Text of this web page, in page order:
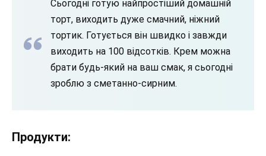
Сьогодні готую найпростіший домашній
торт, виходить дуже смачний, ніжний
тортик. Готується він швидко і завжди
виходить на 100 відсотків. Крем можна
брати будь-який на ваш смак, я сьогодні
зроблю з сметанно-сирним.
Продукти: